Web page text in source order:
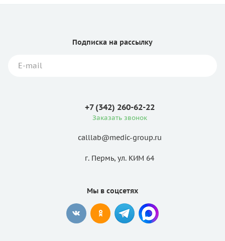
Подписка на рассылку
+7 (342) 260-62-22
Заказать звонок
calllab@medic-group.ru
г. Пермь, ул. КИМ 64
Мы в соцсетях